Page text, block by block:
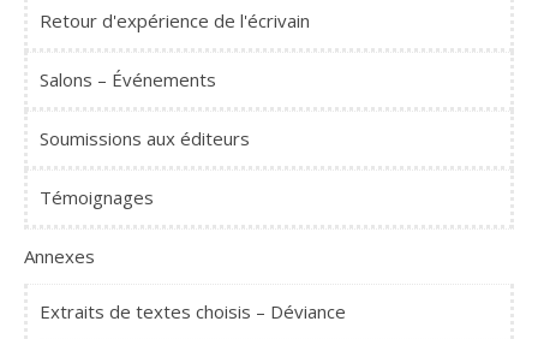
Retour d'expérience de l'écrivain
Salons – Événements
Soumissions aux éditeurs
Témoignages
Annexes
Extraits de textes choisis – Déviance